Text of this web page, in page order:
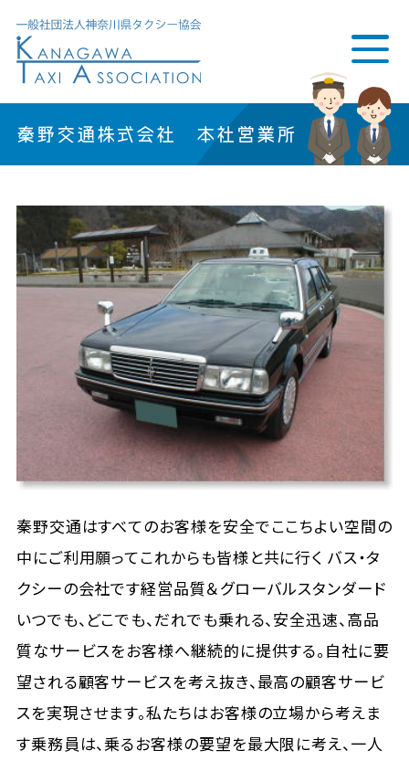
秦野交通株式会社 本社営業所
秦野交通はすべてのお客様を安全でここちよい空間の
中にご利用願ってこれからも皆様と共に行く バス・タ
クシーの会社です経営品質＆グローバルスタンダード
いつでも、どこでも、だれでも乗れる、安全迅速、高品
質なサービスをお客様へ継続的に提供する。自社に要
望される顧客サービスを考え抜き、最高の顧客サービ
スを実現させます。私たちはお客様の立場から考えま
す乗務員は、乗るお客様の要望を最大限に考え、一人